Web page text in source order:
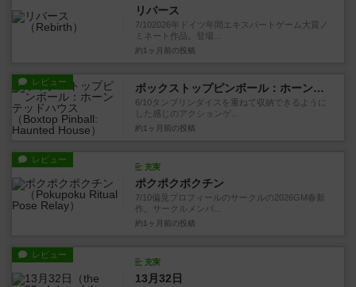
リバース
7/102026年ドイツ年間エキスパートゲーム大賞ノ
ミネート作品。登場...
約1ヶ月前 の投稿
レビュー ボックストップピンボール：ホーンテッドハウス
6/10タンブリンダイスを重ねて収納できるように
した感じのアクションゲ...
約1ヶ月前 の投稿
レビュー
充実
ポクポクポクチン
7/10偏見プロフィールのサークルの2026GM春新
作。サークルメンバ...
約1ヶ月前 の投稿
レビュー
充実
13月32日